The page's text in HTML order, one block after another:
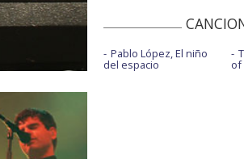
Pablo López, El niño
del espacio of